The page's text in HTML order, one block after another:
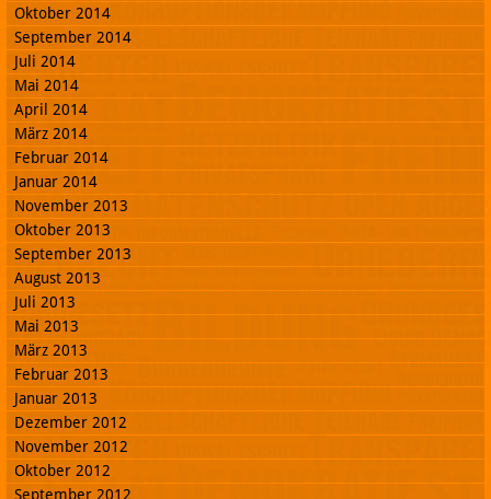
Oktober 2014
September 2014
Juli 2014
Mai 2014
April 2014
März 2014
Februar 2014
Januar 2014
November 2013
Oktober 2013
September 2013
August 2013
Juli 2013
Mai 2013
März 2013
Februar 2013
Januar 2013
Dezember 2012
November 2012
Oktober 2012
September 2012